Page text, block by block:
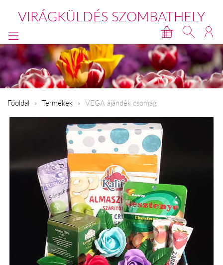
VIRÁGKÜLDÉS SZOMBATHELY
Főoldal Termékek VEGA ajándék csomag